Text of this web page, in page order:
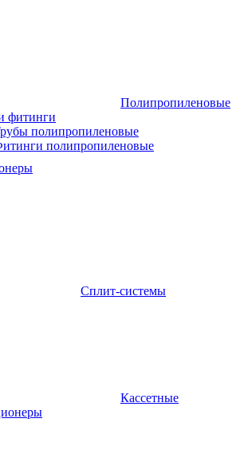
Полипропиленовые
фитинги
полипропиленовые
полипропиленовые
Сплит-системы
Кассетные